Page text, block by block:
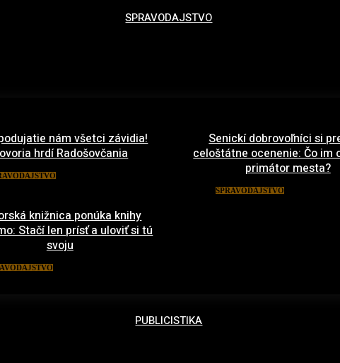
SPRAVODAJSTVO
nám všetci závidia!
hrdí Radošovčania
Senickí dobrovoľníci si
celoštátne ocenenie: Čo im
primátor mesta?
SPRAVODAJSTVO
knižnica ponúka knihy
Stačí len prísť a uloviť si tú
svoju
PUBLICISTIKA